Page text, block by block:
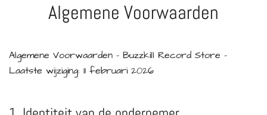
Algemene Voorwaarden
Algemene Voorwaarden – Buzzkill Record Store –
Laatste wijziging: 11 februari 2026